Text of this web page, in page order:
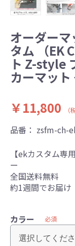
オーダー
タム （EK
ト Z-style
カーマッ
￥11,800
（
品番： zsfm-ch-
【ekカスタム専
ー
全国送料無料
約1週間でお届け
カラー 必須